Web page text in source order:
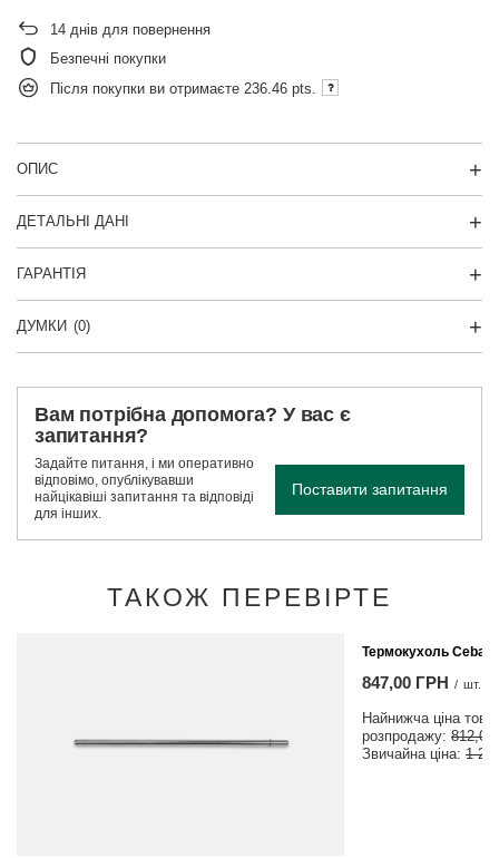
14 днів для повернення
Безпечні покупки
Після покупки ви отримаєте 236.46 pts.
ОПИС
ДЕТАЛЬНІ ДАНІ
ГАРАНТІЯ
ДУМКИ (0)
Вам потрібна допомога? У вас є
запитання?
Задайте питання, і ми оперативно
відповімо, опублікувавши
найцікавіші запитання та відповіді
для інших.
Поставити запитання
ТАКОЖ ПЕРЕВІРТЕ
Термокухоль
847,00 ГРН / шт.
Найнижча ціна
розпродажу:
Звичайна ціна: 1